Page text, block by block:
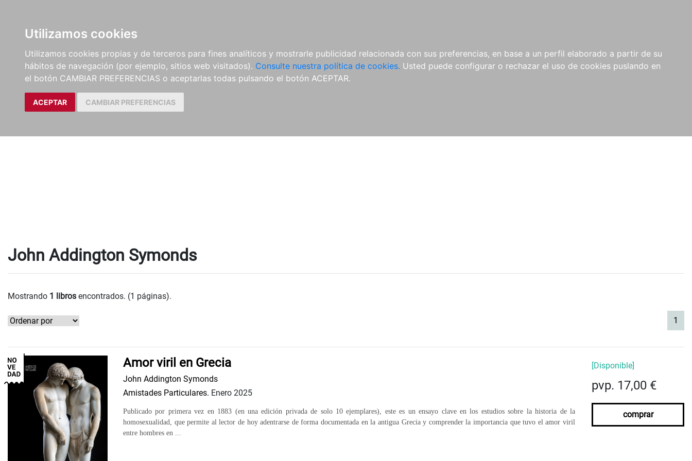
Utilizamos cookies
Utilizamos cookies propias y de terceros para fines analíticos y mostrarle publicidad relacionada con sus preferencias, en base a un perfil elaborado a partir de su
hábitos de navegación (por ejemplo, sitios web visitados). Consulte nuestra política de cookies. Usted puede configurar o rechazar el uso de cookies puslando en
el botón CAMBIAR PREFERENCIAS o aceptarlas todas pulsando el botón ACEPTAR.
ACEPTAR CAMBIAR PREFERENCIAS
John Addington Symonds
Mostrando 1 libros encontrados. (1 páginas).
1
Amor viril en Grecia
John Addington Symonds
Amistades Particulares. Enero 2025
Publicado por primera vez en 1883 (en una edición privada de solo 10 ejemplares), este es un ensayo clave en los estudios sobre la historia de la
homosexualidad, que permite al lector de hoy adentrarse de forma documentada en la antigua Grecia y comprender la importancia que tuvo el amor viril
entre hombres en ...
[Disponible]
pvp. 17,00 €
comprar